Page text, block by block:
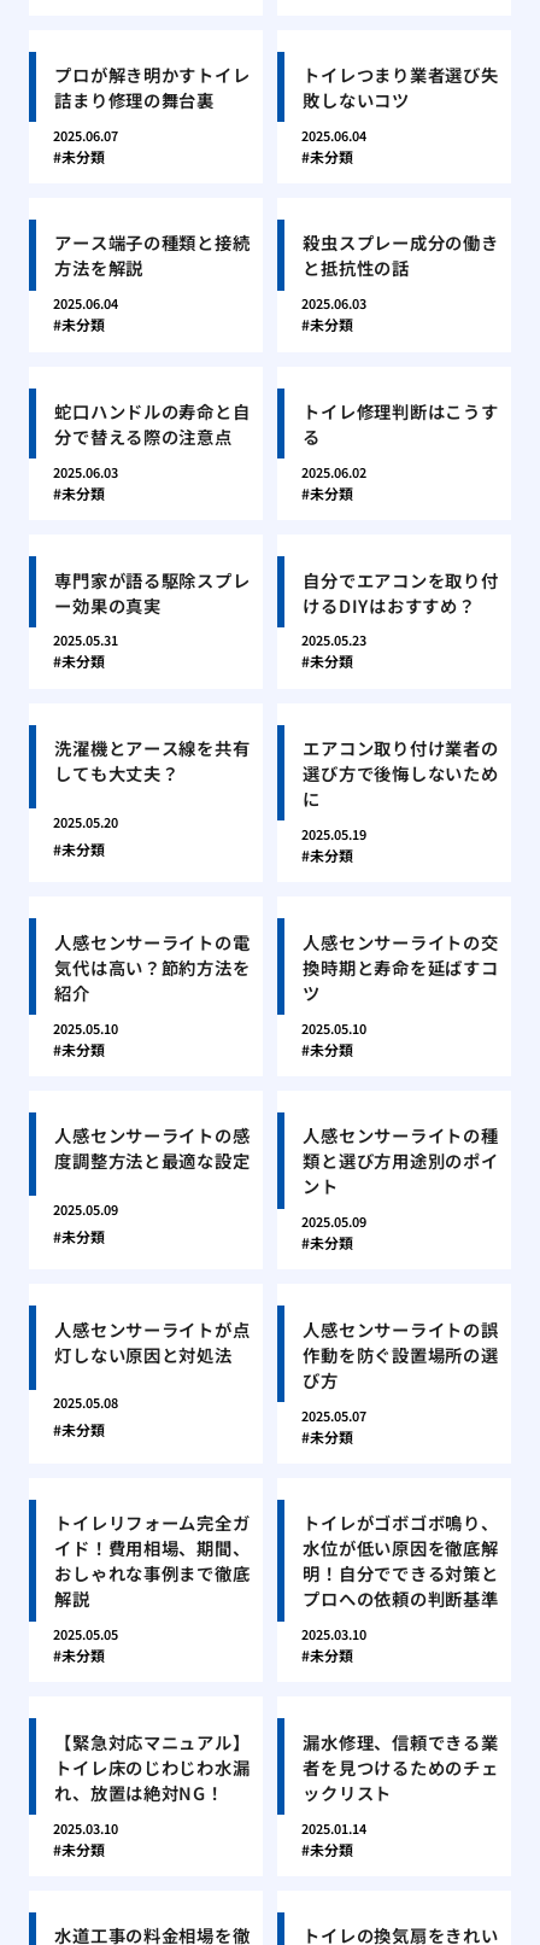
プロが解き明かすトイレ
詰まり修理の舞台裏
2025.06.07
未分類
トイレつまり業者選び失
敗しないコツ
2025.06.04
未分類
アース端子の種類と接続
方法を解説
2025.06.04
未分類
殺虫スプレー成分の働き
と抵抗性の話
2025.06.03
未分類
蛇口ハンドルの寿命と自
分で替える際の注意点
2025.06.03
未分類
トイレ修理判断はこうす
る
2025.06.02
未分類
専門家が語る駆除スプレ
ー効果の真実
2025.05.31
未分類
自分でエアコンを取り付
けるDIYはおすすめ？
2025.05.23
未分類
洗濯機とアース線を共有
しても大丈夫？
2025.05.20
未分類
エアコン取り付け業者の
選び方で後悔しないため
に
2025.05.19
未分類
人感センサーライトの電
気代は高い？節約方法を
紹介
2025.05.10
未分類
人感センサーライトの交
換時期と寿命を延ばすコ
ツ
2025.05.10
未分類
人感センサーライトの感
度調整方法と最適な設定
2025.05.09
未分類
人感センサーライトの種
類と選び方用途別のポイ
ント
2025.05.09
未分類
人感センサーライトが点
灯しない原因と対処法
2025.05.08
未分類
人感センサーライトの誤
作動を防ぐ設置場所の選
び方
2025.05.07
未分類
トイレリフォーム完全ガ
イド！費用相場、期間、
おしゃれな事例まで徹底
解説
2025.05.05
未分類
トイレがゴボゴボ鳴り、
水位が低い原因を徹底解
明！自分でできる対策と
プロへの依頼の判断基準
2025.03.10
未分類
【緊急対応マニュアル】
トイレ床のじわじわ水漏
れ、放置は絶対NG！
2025.03.10
未分類
漏水修理、信頼できる業
者を見つけるためのチェ
ックリスト
2025.01.14
未分類
水道工事の料金相場を徹 トイレの換気扇をきれい